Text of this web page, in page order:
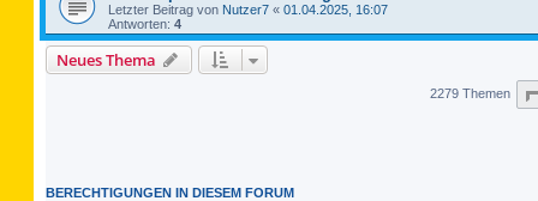
Letzter Beitrag von Nutzer7 « 01.04.2025, 16:07
Antworten: 4
Neues Thema
2279 Themen
BERECHTIGUNGEN IN DIESEM FORUM